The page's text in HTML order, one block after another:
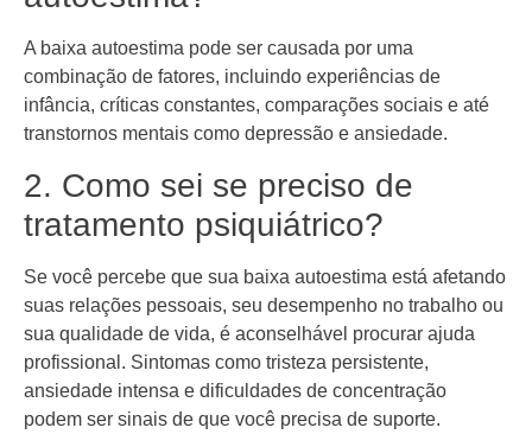
A baixa autoestima pode ser causada por uma
combinação de fatores, incluindo experiências de
infância, críticas constantes, comparações sociais e até
transtornos mentais como depressão e ansiedade.
2. Como sei se preciso de
tratamento psiquiátrico?
Se você percebe que sua baixa autoestima está afetando
suas relações pessoais, seu desempenho no trabalho ou
sua qualidade de vida, é aconselhável procurar ajuda
profissional. Sintomas como tristeza persistente,
ansiedade intensa e dificuldades de concentração
podem ser sinais de que você precisa de suporte.